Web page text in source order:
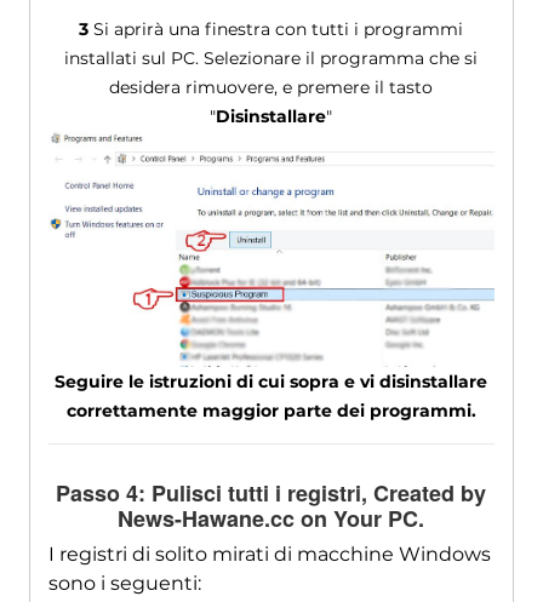
3 Si aprirà una finestra con tutti i programmi
installati sul PC. Selezionare il programma che si
desidera rimuovere, e premere il tasto
"Disinstallare"
Seguire le istruzioni di cui sopra e vi disinstallare
correttamente maggior parte dei programmi.
Passo 4: Pulisci tutti i registri,Created by
News-Hawane.cc on Your PC.
I registri di solito mirati di macchine Windows
sono i seguenti: